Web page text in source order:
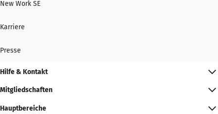
New Work SE
Karriere
Presse
Hilfe & Kontakt
Mitgliedschaften
Hauptbereiche